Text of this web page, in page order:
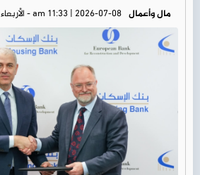
مال وأعمال am 11:33 | 2026-07-08 - الأربعاء